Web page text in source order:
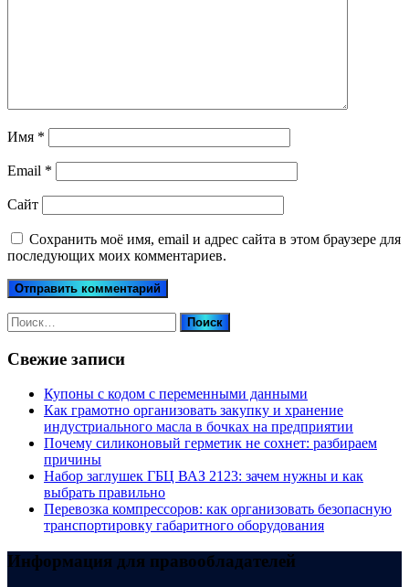
Имя *
Email *
Сайт
Сохранить моё имя, email и адрес сайта в этом браузере для
последующих моих комментариев.
Найти:
Свежие записи
Купоны c кодом с переменными данными
Как грамотно организовать закупку и хранение
индустриального масла в бочках на предприятии
Почему силиконовый герметик не сохнет: разбираем
причины
Набор заглушек ГБЦ ВАЗ 2123: зачем нужны и как
выбрать правильно
Перевозка компрессоров: как организовать безопасную
транспортировку габаритного оборудования
Информация для правообладателей